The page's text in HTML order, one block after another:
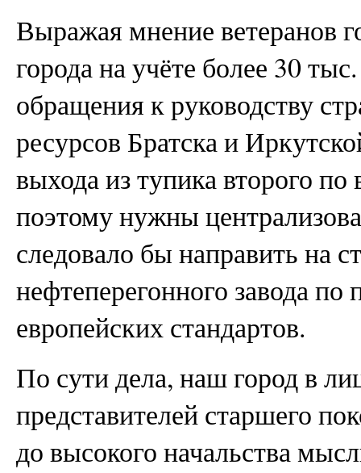
Выражая мнение ветеранов
города на учёте более 30
обращения к руководству
ресурсов Братска и
выхода из тупика второго по
поэтому нужны
следовало бы направить на
нефтеперегонного завода по
европейских стандартов.
По сути дела, наш город в
представителей старшего
до высокого начальства